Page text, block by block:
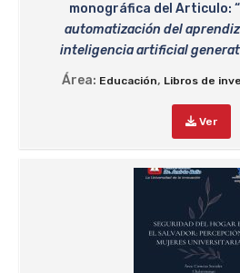
monográfica del Articulo: “
automatización del
inteligencia artificial
Área: Educación, Libros de
Ver